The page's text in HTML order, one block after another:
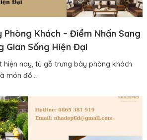
Phòng Khách – Điểm Nhấn Sang
Gian Sống Hiện Đại
hiện nay, tủ gỗ trưng bày phòng khách
món đồ...